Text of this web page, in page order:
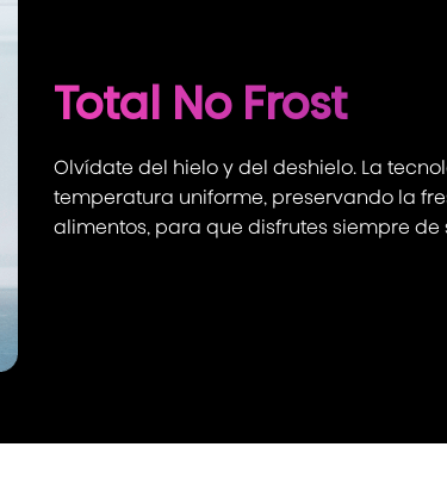
Total No Frost
Olvídate del hielo y del deshielo. La
temperatura uniforme, preservando la
alimentos, para que disfrutes siempre